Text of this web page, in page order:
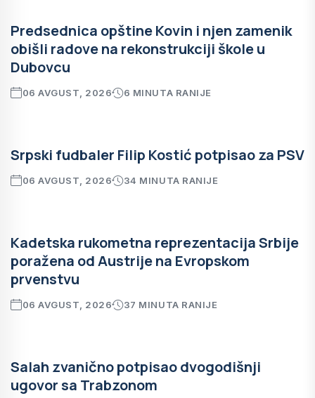
Predsednica opštine Kovin i njen zamenik
obišli radove na rekonstrukciji škole u
Dubovcu
06 AVGUST, 2026 6 MINUTA RANIJE
Srpski fudbaler Filip Kostić potpisao za PSV
06 AVGUST, 2026 34 MINUTA RANIJE
Kadetska rukometna reprezentacija Srbije
poražena od Austrije na Evropskom
prvenstvu
06 AVGUST, 2026 37 MINUTA RANIJE
Salah zvanično potpisao dvogodišnji
ugovor sa Trabzonom